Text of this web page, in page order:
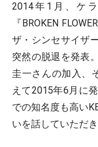
2014年1月、ケ
『BROKEN
ザ・シンセサイザ
突然の脱退を発表
圭一さんの加入、
えて2015年6月に
での知名度も高い
いを話していただき